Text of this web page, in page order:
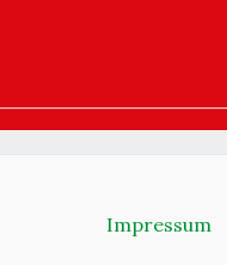
Impressum